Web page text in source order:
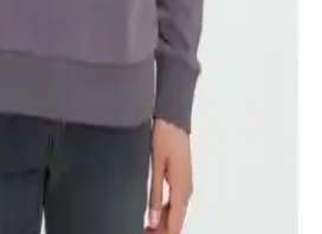
Lila Slim Fit Dar Kesim
Yaka Tişört
slim fit dar kesim %100 pamuk bisiklet
bir arada sunar, günlük ve özel
Erkek Sweatshirtleri
Kalite ve Kullanım